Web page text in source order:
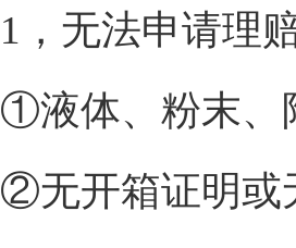
1，无法申请理
①液体、粉末、
②无开箱证明或